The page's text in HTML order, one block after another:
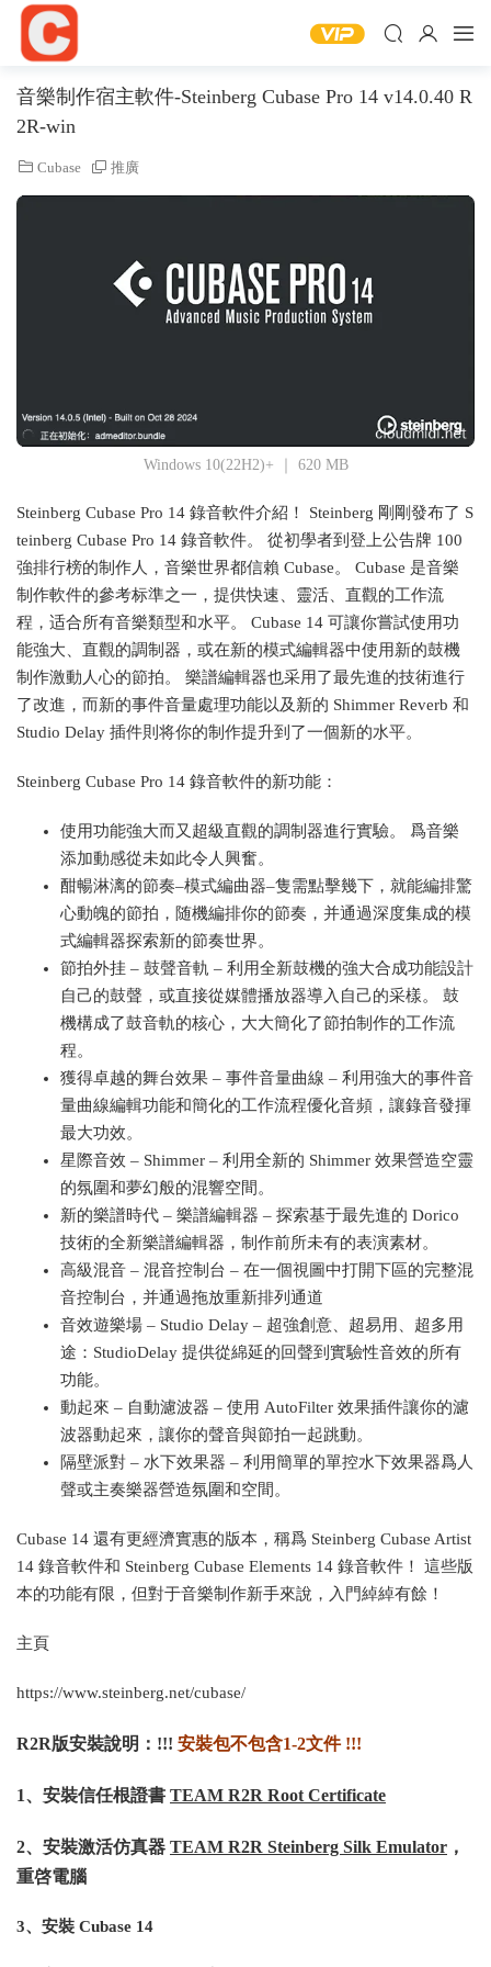
音樂制作宿主軟件-Steinberg Cubase Pro 14 v14.0.40 R
2R-win
Cubase 推廣
Windows 10(22H2)+ ｜ 620 MB
Steinberg Cubase Pro 14 錄音軟件介紹！ Steinberg 剛剛發布了 S
teinberg Cubase Pro 14 錄音軟件。 從初學者到登上公告牌 100
強排行榜的制作人，音樂世界都信賴 Cubase。 Cubase 是音樂
制作軟件的參考标準之一，提供快速、靈活、直觀的工作流
程，适合所有音樂類型和水平。 Cubase 14 可讓你嘗試使用功
能強大、直觀的調制器，或在新的模式編輯器中使用新的鼓機
制作激動人心的節拍。 樂譜編輯器也采用了最先進的技術進行
了改進，而新的事件音量處理功能以及新的 Shimmer Reverb 和
Studio Delay 插件則将你的制作提升到了一個新的水平。
Steinberg Cubase Pro 14 錄音軟件的新功能：
使用功能強大而又超級直觀的調制器進行實驗。 爲音樂
添加動感從未如此令人興奮。
酣暢淋漓的節奏–模式編曲器–隻需點擊幾下，就能編排驚
心動魄的節拍，随機編排你的節奏，并通過深度集成的模
式編輯器探索新的節奏世界。
節拍外挂 – 鼓聲音軌 – 利用全新鼓機的強大合成功能設計
自己的鼓聲，或直接從媒體播放器導入自己的采樣。 鼓
機構成了鼓音軌的核心，大大簡化了節拍制作的工作流
程。
獲得卓越的舞台效果 – 事件音量曲線 – 利用強大的事件音
量曲線編輯功能和簡化的工作流程優化音頻，讓錄音發揮
最大功效。
星際音效 – Shimmer – 利用全新的 Shimmer 效果營造空靈
的氛圍和夢幻般的混響空間。
新的樂譜時代 – 樂譜編輯器 – 探索基于最先進的 Dorico
技術的全新樂譜編輯器，制作前所未有的表演素材。
高級混音 – 混音控制台 – 在一個視圖中打開下區的完整混
音控制台，并通過拖放重新排列通道
音效遊樂場 – Studio Delay – 超強創意、超易用、超多用
途：StudioDelay 提供從綿延的回聲到實驗性音效的所有
功能。
動起來 – 自動濾波器 – 使用 AutoFilter 效果插件讓你的濾
波器動起來，讓你的聲音與節拍一起跳動。
隔壁派對 – 水下效果器 – 利用簡單的單控水下效果器爲人
聲或主奏樂器營造氛圍和空間。
Cubase 14 還有更經濟實惠的版本，稱爲 Steinberg Cubase Artist
14 錄音軟件和 Steinberg Cubase Elements 14 錄音軟件！ 這些版
本的功能有限，但對于音樂制作新手來說，入門綽綽有餘！
主頁
https://www.steinberg.net/cubase/
R2R版安裝說明：!!! 安裝包不包含1-2文件 !!!
1、安裝信任根證書 TEAM R2R Root Certificate
2、安裝激活仿真器 TEAM R2R Steinberg Silk Emulator ，
重啓電腦
3、安裝 Cubase 14